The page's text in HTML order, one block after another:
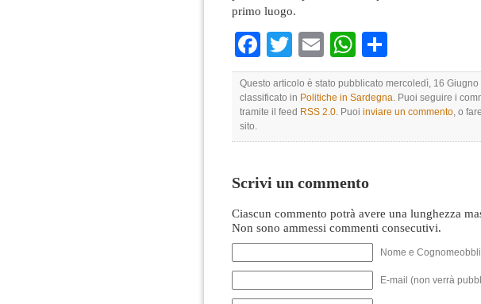
primo luogo.
Facebook
TwitterEmailWhatsApp
Questo articolo è stato pubblicato mercoledì, 16
classificato in Politiche in Sardegna. Puoi seguire i
tramite il feed RSS 2.0. Puoi inviare un commento, o
sito.
Scrivi un commento
Ciascun commento potrà avere una lunghezza
Non sono ammessi commenti consecutivi.
Nome e
E-mail (non verrà